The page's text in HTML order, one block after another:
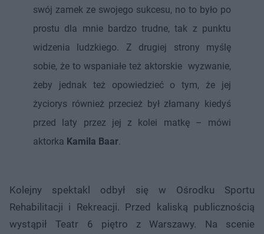
swój zamek ze swojego sukcesu, no to było po
prostu dla mnie bardzo trudne, tak z punktu
widzenia ludzkiego. Z drugiej strony myślę
sobie, że to wspaniałe też aktorskie wyzwanie,
żeby jednak też opowiedzieć o tym, że jej
życiorys również przecież był złamany kiedyś
przed laty przez jej z kolei matkę – mówi
aktorka Kamila Baar.
Kolejny spektakl odbył się w Ośrodku Sportu
Rehabilitacji i Rekreacji. Przed kaliską publicznością
wystąpił Teatr 6 piętro z Warszawy. Na scenie